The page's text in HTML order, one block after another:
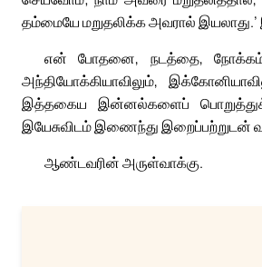
தம்மையே மறுதலிக்க அவரால்
என் போதனை, நடத்தை, நோக்கம்,
அந்தியோக்கியாவிலும்,
இத்தகைய இன்னல்களைப்
இயேசுவிடம் இணைந்து இறைப்பற்றுடன்
ஆண்டவரின் அருள்வாக்கு.